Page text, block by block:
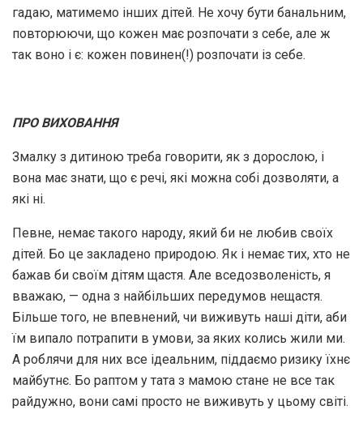
гадаю, матимемо інших дітей. Не хочу бути банальним,
повторюючи, що кожен має розпочати з себе, але ж
так воно і є: кожен повинен(!) розпочати із себе.
ПРО ВИХОВАННЯ
Змалку з дитиною треба говорити, як з дорослою, і
вона має знати, що є речі, які можна собі дозволяти, а
які ні.
Певне, немає такого народу, який би не любив своїх
дітей. Бо це закладено природою. Як і немає тих, хто не
бажав би своїм дітям щастя. Але вседозволеність, я
вважаю, — одна з найбільших передумов нещастя.
Більше того, не впевнений, чи виживуть наші діти, аби
їм випало потрапити в умови, за яких колись жили ми.
А роблячи для них все ідеальним, піддаємо ризику їхнє
майбутнє. Бо раптом у тата з мамою стане не все так
райдужно, вони самі просто не виживуть у цьому світі.